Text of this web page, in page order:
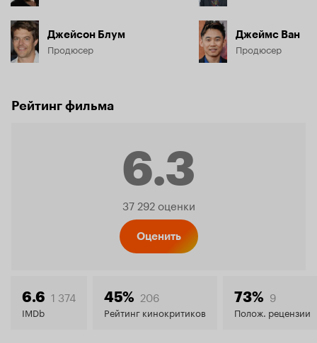
Джейсон Блум
Продюсер
Джеймс Ван
Продюсер
Рейтинг фильма
6.3
Рейтинг
6.3
37 292 оценки
Оценить
6.6 1 374
IMDb
45% 206
Рейтинг кинокритиков
73% 9
Полож. рецензии